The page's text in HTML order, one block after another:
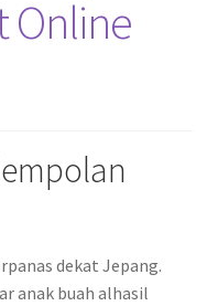
Online
dekat Jepang.
anak buah alhasil